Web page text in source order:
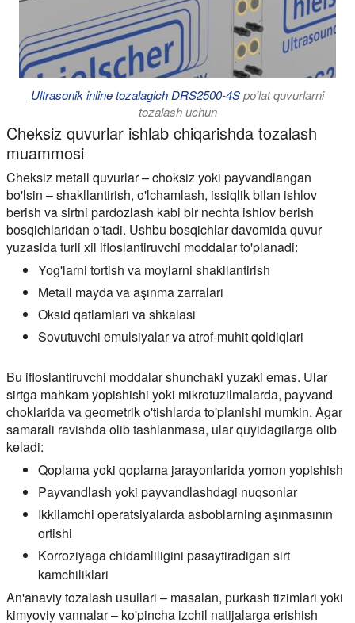
Ultrasonik inline tozalagich DRS2500-4Spo'lat quvurlarni
tozalash uchun
Cheksiz quvurlar ishlab chiqarishda tozalash
muammosi
Cheksiz metall quvurlar – choksiz yoki payvandlangan
bo'lsin – shakllantirish, o'lchamlash, issiqlik bilan ishlov
berish va sirtni pardozlash kabi bir nechta ishlov berish
bosqichlaridan o'tadi. Ushbu bosqichlar davomida quvur
yuzasida turli xil ifloslantiruvchi moddalar to'planadi:
Yog'larni tortish va moylarni shakllantirish
Metall mayda va aşınma zarralari
Oksid qatlamlari va shkalasi
Sovutuvchi emulsiyalar va atrof-muhit qoldiqlari
Bu ifloslantiruvchi moddalar shunchaki yuzaki emas. Ular
sirtga mahkam yopishishi yoki mikrotuzilmalarda, payvand
choklarida va geometrik o'tishlarda to'planishi mumkin. Agar
samarali ravishda olib tashlanmasa, ular quyidagilarga olib
keladi:
Qoplama yoki qoplama jarayonlarida yomon yopishish
Payvandlash yoki payvandlashdagi nuqsonlar
Ikkilamchi operatsiyalarda asboblarning aşınmasının
ortishi
Korroziyaga chidamliligini pasaytiradigan sirt
kamchiliklari
An'anaviy tozalash usullari – masalan, purkash tizimlari yoki
kimyoviy vannalar – ko'pincha izchil natijalarga erishish